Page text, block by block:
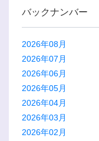
バックナンバー
2026年08月
2026年07月
2026年06月
2026年05月
2026年04月
2026年03月
2026年02月